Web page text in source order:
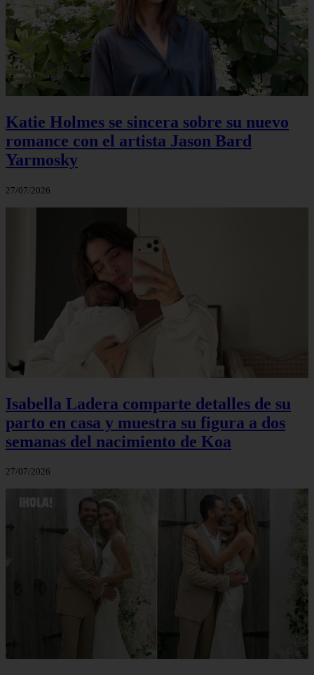
Katie Holmes se sincera sobre su nuevo
romance con el artista Jason Bard
Yarmosky
27/07/2026
Isabella Ladera comparte detalles de su
parto en casa y muestra su figura a dos
semanas del nacimiento de Koa
27/07/2026